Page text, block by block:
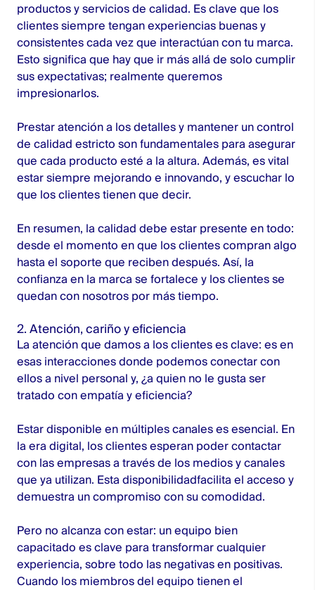
productos y servicios de calidad. Es clave que los
clientes siempre tengan experiencias buenas y
consistentes cada vez que interactúan con tu marca.
Esto significa que hay que ir más allá de solo cumplir
sus expectativas; realmente queremos
impresionarlos.
Prestar atención a los detalles y mantener un control
de calidad estricto son fundamentales para asegurar
que cada producto esté a la altura. Además, es vital
estar siempre mejorando e innovando, y escuchar lo
que los clientes tienen que decir.
En resumen, la calidad debe estar presente en todo:
desde el momento en que los clientes compran algo
hasta el soporte que reciben después. Así, la
confianza en la marca se fortalece y los clientes se
quedan con nosotros por más tiempo.
2. Atención, cariño y eficiencia
La atención que damos a los clientes es clave: es en
esas interacciones donde podemos conectar con
ellos a nivel personal y, ¿a quien no le gusta ser
tratado con empatía y eficiencia?
Estar disponible en múltiples canales es esencial. En
la era digital, los clientes esperan poder contactar
con las empresas a través de los medios y canales
que ya utilizan. Esta disponibilidadfacilita el acceso y
demuestra un compromiso con su comodidad.
Pero no alcanza con estar: un equipo bien
capacitado es clave para transformar cualquier
experiencia, sobre todo las negativas en positivas.
Cuando los miembros del equipo tienen el